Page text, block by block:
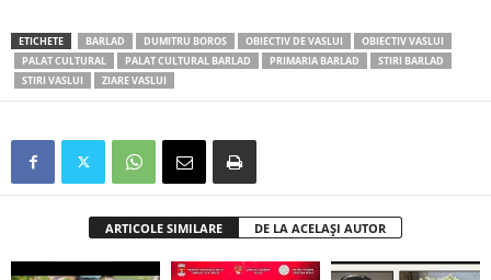
ETICHETE BARLAD DUMITRU BOROS OBIECTIV DE VASLUI
OBIECTIV VASLUI
PALAT CULTURAL
PALAT CULTURAL BARLAD PRIMARIA BARLAD
STIRI BARLAD
STIRI VASLUI
ZIARE VASLUI
ARTICOLE SIMILARE DE LA ACELAȘI AUTOR